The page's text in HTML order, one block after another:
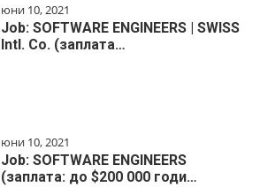
юни 10, 2021
Job: SOFTWARE ENGINEERS | SWISS
Intl. Co. (заплата…
юни 10, 2021
Job: SOFTWARE ENGINEERS
(заплата: до $200 000 годи…